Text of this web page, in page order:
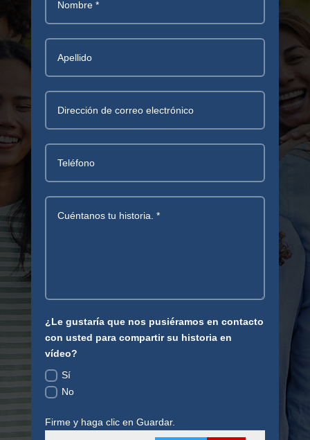
¿Le gustaría que nos pusiéramos en contacto
con usted para compartir su historia en
vídeo?
Sí
No
Firme y haga clic en Guardar.